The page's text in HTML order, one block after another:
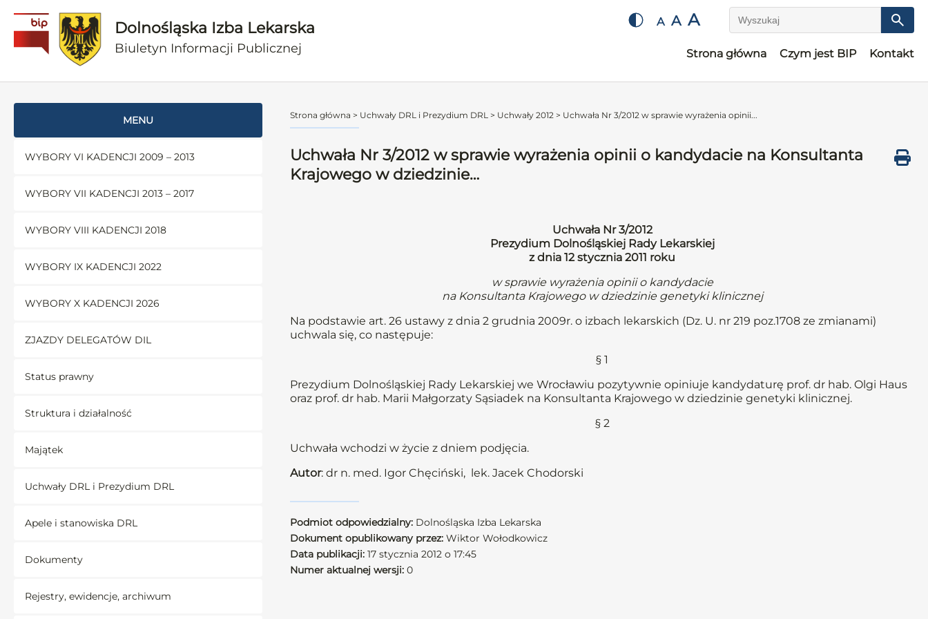
Dolnośląska Izba Lekarska
Biuletyn Informacji Publicznej
A A A Wyszukaj
Strona główna Czym jest BIP Kontakt
MENU
WYBORY VI KADENCJI 2009 – 2013
WYBORY VII KADENCJI 2013 – 2017
WYBORY VIII KADENCJI 2018
WYBORY IX KADENCJI 2022
WYBORY X KADENCJI 2026
ZJAZDY DELEGATÓW DIL
Status prawny
Struktura i działalność
Majątek
Uchwały DRL i Prezydium DRL
Apele i stanowiska DRL
Dokumenty
Rejestry, ewidencje, archiwum
Strona główna > Uchwały DRL i Prezydium DRL > Uchwały 2012 > Uchwała Nr 3/2012 w sprawie wyrażenia opinii...
Uchwała Nr 3/2012 w sprawie wyrażenia opinii o kandydacie na Konsultanta
Krajowego w dziedzinie…
Uchwała Nr 3/2012
Prezydium Dolnośląskiej Rady Lekarskiej
z dnia 12 stycznia 2011 roku
w sprawie wyrażenia opinii o kandydacie
na Konsultanta Krajowego w dziedzinie genetyki klinicznej
Na podstawie art. 26 ustawy z dnia 2 grudnia 2009r. o izbach lekarskich (Dz. U. nr 219 poz.1708 ze zmianami)
uchwala się, co następuje:
§ 1
Prezydium Dolnośląskiej Rady Lekarskiej we Wrocławiu pozytywnie opiniuje kandydaturę prof. dr hab. Olgi Haus
oraz prof. dr hab. Marii Małgorzaty Sąsiadek na Konsultanta Krajowego w dziedzinie genetyki klinicznej.
§ 2
Uchwała wchodzi w życie z dniem podjęcia.
Autor: dr n. med. Igor Chęciński, lek. Jacek Chodorski
Podmiot odpowiedzialny: Dolnośląska Izba Lekarska
Dokument opublikowany przez: Wiktor Wołodkowicz
Data publikacji: 17 stycznia 2012 o 17:45
Numer aktualnej wersji: 0